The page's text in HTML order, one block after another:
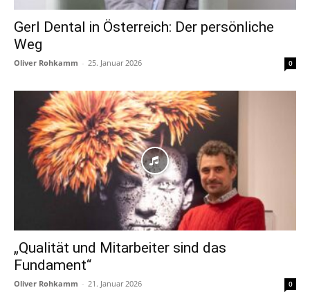
Gerl Dental in Österreich: Der persönliche
Weg
Oliver Rohkamm - 25. Januar 2026 0
„Qualität und Mitarbeiter sind das
Fundament“
Oliver Rohkamm - 21. Januar 2026 0